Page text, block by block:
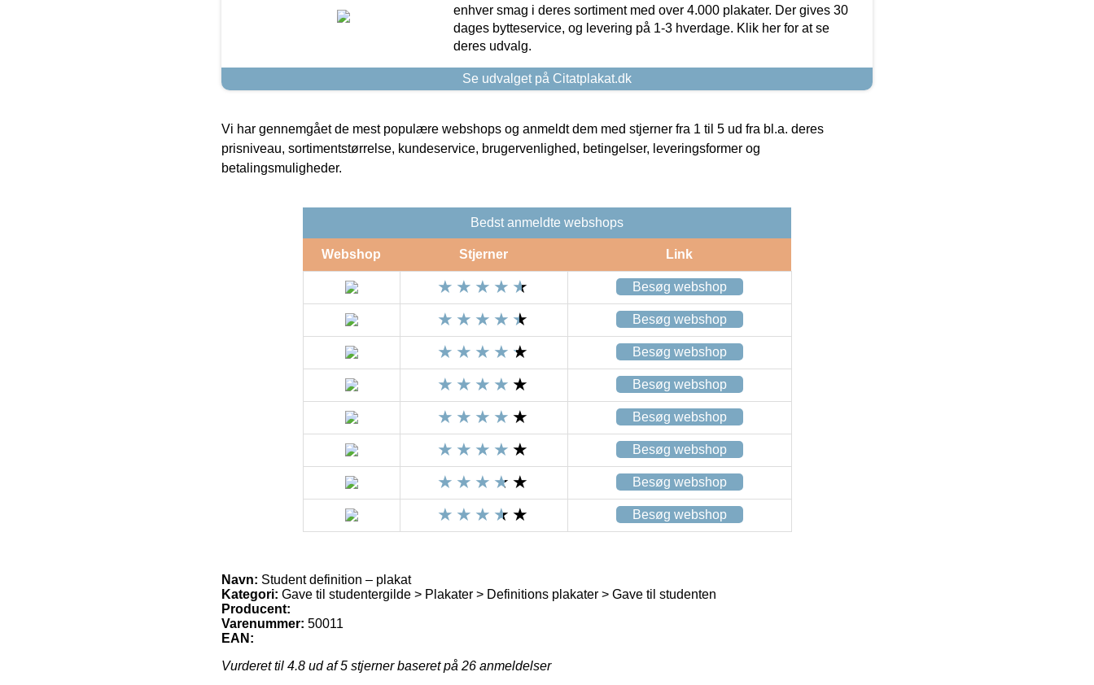
enhver smag i deres sortiment med over 4.000 plakater. Der gives 30
dages bytteservice, og levering på 1-3 hverdage. Klik her for at se
deres udvalg.
Se udvalget på Citatplakat.dk
Vi har gennemgået de mest populære webshops og anmeldt dem med stjerner fra 1 til 5 ud fra bl.a. deres
prisniveau, sortimentstørrelse, kundeservice, brugervenlighed, betingelser, leveringsformer og
betalingsmuligheder.
Bedst anmeldte webshops
Webshop Stjerner Link
Besøg webshop
Besøg webshop
Besøg webshop
Besøg webshop
Besøg webshop
Besøg webshop
Besøg webshop
Besøg webshop
Navn: Student definition – plakat
Kategori: Gave til studentergilde > Plakater > Definitions plakater > Gave til studenten
Producent:
Varenummer: 50011
EAN:
Vurderet til 4.8 ud af 5 stjerner baseret på 26 anmeldelser